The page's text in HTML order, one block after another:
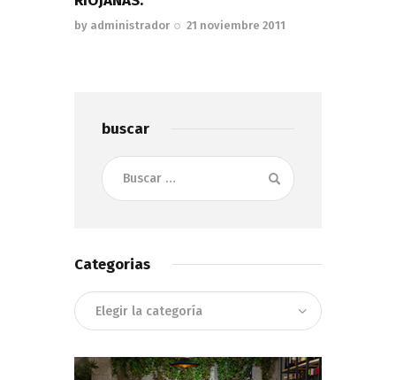
by administrador 21 noviembre 2011
buscar
Buscar:
Categorias
Categorias